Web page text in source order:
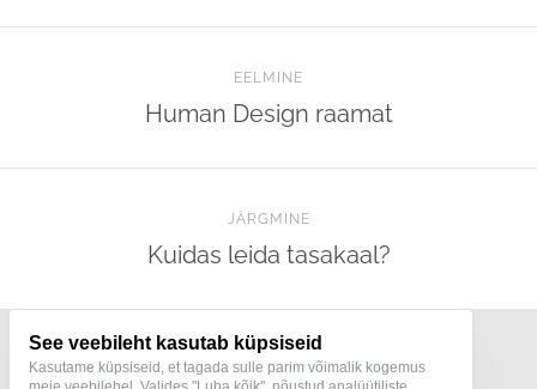
EELMINE
Human Design raamat
JÄRGMINE
Kuidas leida tasakaal?
See veebileht kasutab küpsiseid
Kasutame küpsiseid, et tagada sulle parim võimalik kogemus